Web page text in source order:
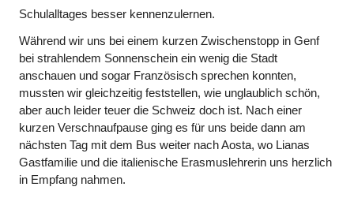
Schulalltages besser kennenzulernen.
Während wir uns bei einem kurzen Zwischenstopp in Genf
bei strahlendem Sonnenschein ein wenig die Stadt
anschauen und sogar Französisch sprechen konnten,
mussten wir gleichzeitig feststellen, wie unglaublich schön,
aber auch leider teuer die Schweiz doch ist. Nach einer
kurzen Verschnaufpause ging es für uns beide dann am
nächsten Tag mit dem Bus weiter nach Aosta, wo Lianas
Gastfamilie und die italienische Erasmuslehrerin uns herzlich
in Empfang nahmen.